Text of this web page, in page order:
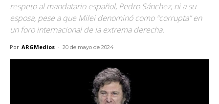
respeto al mandatario español, Pedro Sánchez, ni a su
esposa, pese a que Milei denominó como “corrupta” en
un foro internacional de la extrema derecha.
Por ARGMedios - 20 de mayo de 2024